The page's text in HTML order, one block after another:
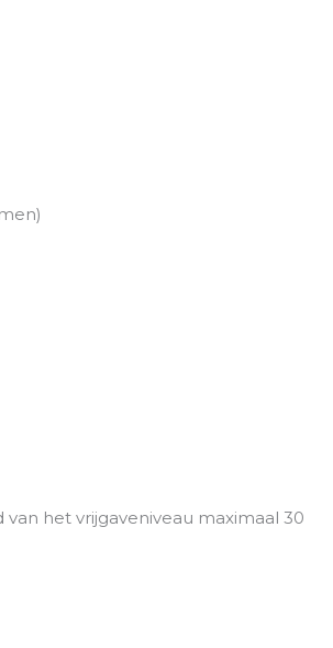
het vrijgaveniveau maximaal 30